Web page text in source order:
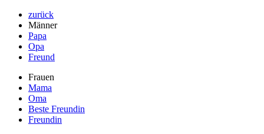
zurück
Männer
Papa
Opa
Freund
Frauen
Mama
Oma
Beste Freundin
Freundin